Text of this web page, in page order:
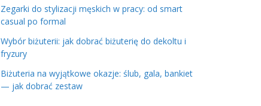
Zegarki do stylizacji męskich w pracy: od smart
casual po formal
Wybór biżuterii: jak dobrać biżuterię do dekoltu i
fryzury
Biżuteria na wyjątkowe okazje: ślub, gala, bankiet
— jak dobrać zestaw